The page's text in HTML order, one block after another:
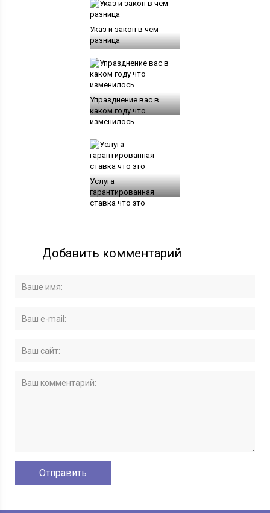
Указ и закон в чем
разница
Упразднение вас в
каком году что
изменилось
Услуга
гарантированная
ставка что это
Добавить комментарий